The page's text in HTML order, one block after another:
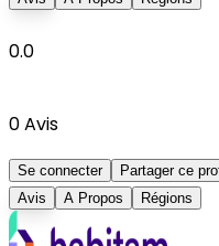
0.0
0Avis
Se connecter
Partager ce
Avis
A Propos Régions